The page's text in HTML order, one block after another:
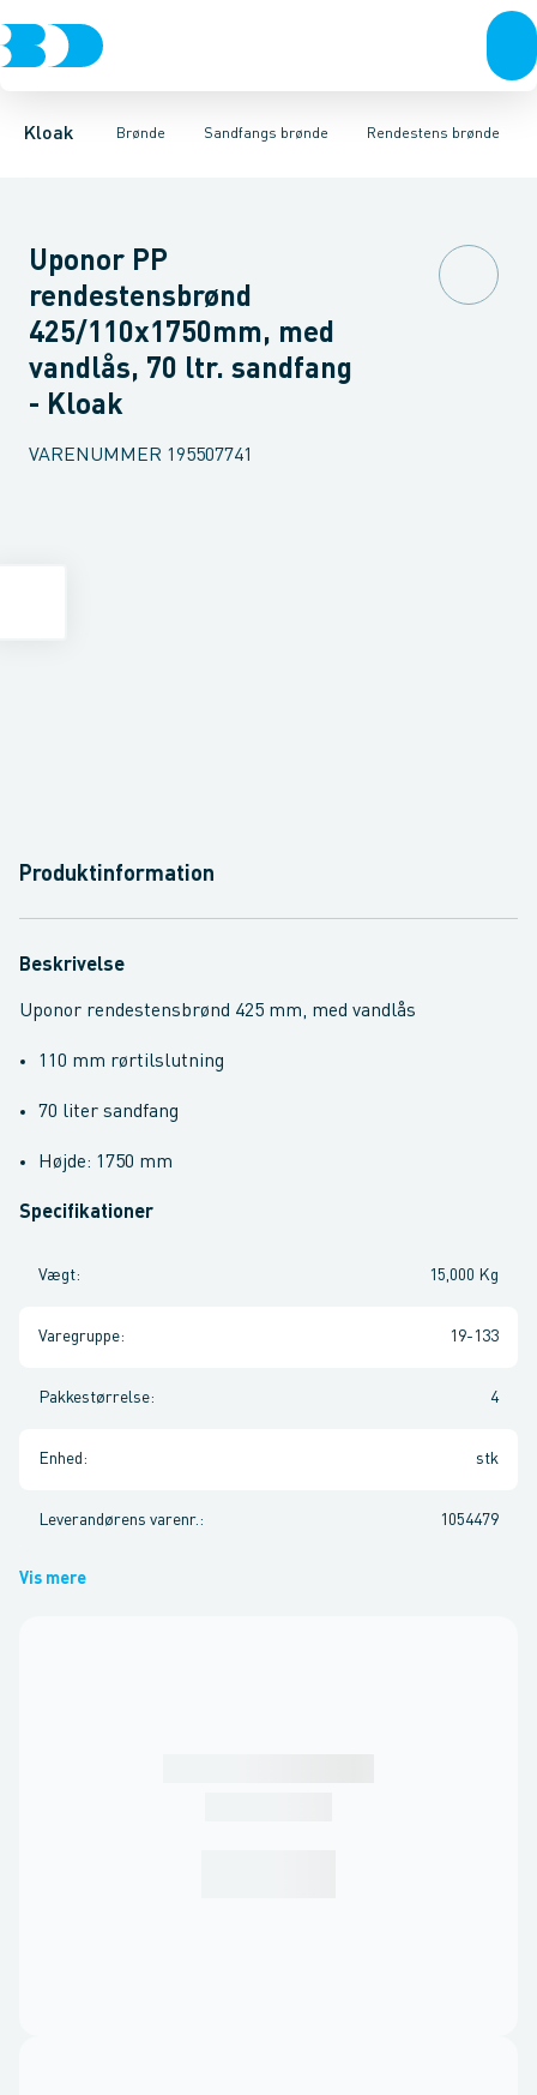
Kloak Brønde
Rør & fittingsBrønde BrøndgodsLinjeafvandingTanke,
Sandfangs brønde
Rense & inspektions brøndeOpføringsrør & tilbehør
Rendestens brønde
Rendestens brønde Tagnedløbs brønde Drænbrønde
Uponor PP
rendestensbrønd
425/110x1750mm, med
vandlås, 70 ltr. sandfang
- Kloak
VARENUMMER 195507741
Produktinformation
Beskrivelse
Uponor rendestensbrønd 425 mm, med vandlås
110 mm rørtilslutning
70 liter sandfang
Højde: 1750 mm
Specifikationer
Vægt: 15,000 Kg
Varegruppe: 19-133
Pakkestørrelse: 4
Enhed : stk
Leverandørens varenr. : 1054479
Vis mere